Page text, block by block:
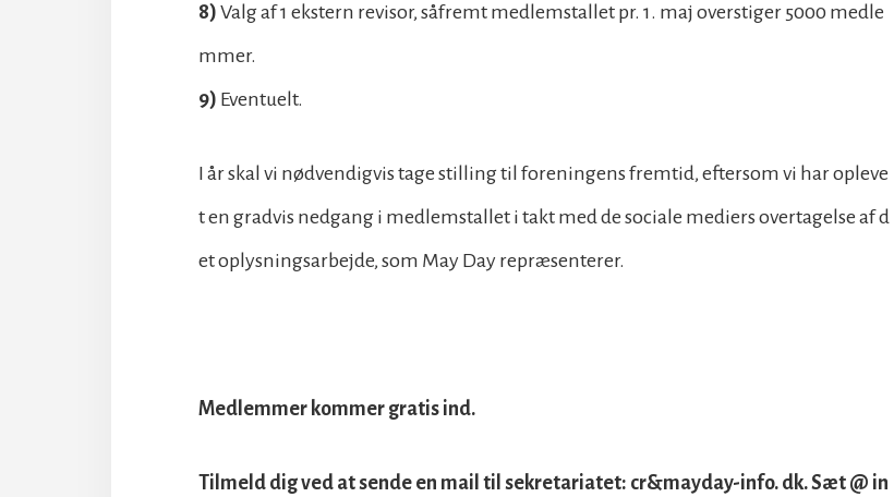
8) Valg af 1 ekstern revisor, såfremt medlemstallet pr. 1. maj overstiger 5000 medle
mmer.
9) Eventuelt.
I år skal vi nødvendigvis tage stilling til foreningens fremtid, eftersom vi har opleve
t en gradvis nedgang i medlemstallet i takt med de sociale mediers overtagelse af d
et oplysningsarbejde, som May Day repræsenterer.
Medlemmer kommer gratis ind.
Tilmeld dig ved at sende en mail til sekretariatet: cr&mayday-info. dk. Sæt @ in